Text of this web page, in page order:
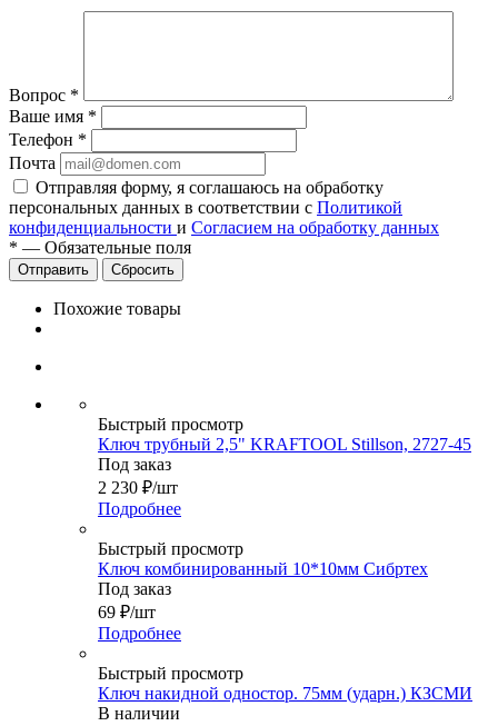
Вопрос *
Ваше имя *
Телефон *
Почта
Отправляя форму, я соглашаюсь на обработку
персональных данных в соответствии с Политикой
конфиденциальности и Согласием на обработку данных
* — Обязательные поля
Сбросить
Похожие товары
Быстрый просмотр
Ключ трубный 2,5" KRAFTOOL Stillson, 2727-45
Под заказ
2 230 ₽/шт
Подробнее
Быстрый просмотр
Ключ комбинированный 10*10мм Сибртех
Под заказ
69 ₽/шт
Подробнее
Быстрый просмотр
Ключ накидной одностор. 75мм (ударн.) КЗСМИ
В наличии